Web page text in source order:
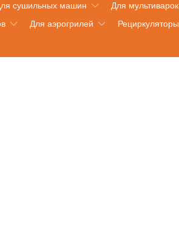
сушильных машин
Для мультиварок
Для аэрогрилей Рециркуляторы